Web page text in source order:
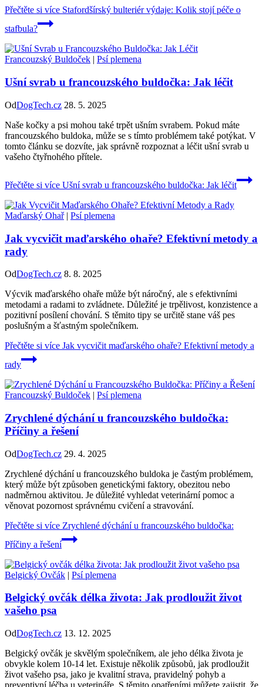
Přečtěte si více Stafordšírský bulteriér výdaje: Kolik stojí péče o
stafbula?
Francouzský Buldoček | Psí plemena
Ušní svrab u francouzského buldočka: Jak léčit
OdDogTech.cz 28. 5. 2025
Naše kočky a psi mohou také trpět ušním svrabem. Pokud máte
francouzského buldoka, může se s tímto problémem také potýkat. V
tomto článku se dozvíte, jak správně rozpoznat a léčit ušní svrab u
vašeho čtyřnohého přítele.
Přečtěte si více Ušní svrab u francouzského buldočka: Jak léčit
Maďarský Ohař| Psí plemena
Jak vycvičit maďarského ohaře? Efektivní metody a
rady
OdDogTech.cz 8. 8. 2025
Výcvik maďarského ohaře může být náročný, ale s efektivními
metodami a radami to zvládnete. Důležité je trpělivost, konzistence a
pozitivní posílení chování. S těmito tipy se určitě stane váš pes
poslušným a šťastným společníkem.
Přečtěte si více Jak vycvičit maďarského ohaře? Efektivní metody a
rady
Francouzský Buldoček | Psí plemena
Zrychlené dýchání u francouzského buldočka:
Příčiny a řešení
OdDogTech.cz 29. 4. 2025
Zrychlené dýchání u francouzského buldoka je častým problémem,
který může být způsoben genetickými faktory, obezitou nebo
nadměrnou aktivitou. Je důležité vyhledat veterinární pomoc a
věnovat pozornost správnému cvičení a stravování.
Přečtěte si více Zrychlené dýchání u francouzského buldočka:
Příčiny a řešení
Belgický Ovčák | Psí plemena
Belgický ovčák délka života: Jak prodloužit život
vašeho psa
OdDogTech.cz 13. 12. 2025
Belgický ovčák je skvělým společníkem, ale jeho délka života je
obvykle kolem 10-14 let. Existuje několik způsobů, jak prodloužit
život vašeho psa, jako je kvalitní strava, pravidelný pohyb a